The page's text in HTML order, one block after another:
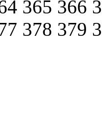
365 366
378 379